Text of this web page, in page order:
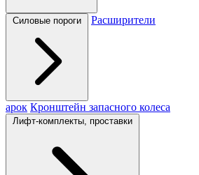
Силовые пороги Расширители
арок Кронштейн запасного колеса
Лифт-комплекты, проставки